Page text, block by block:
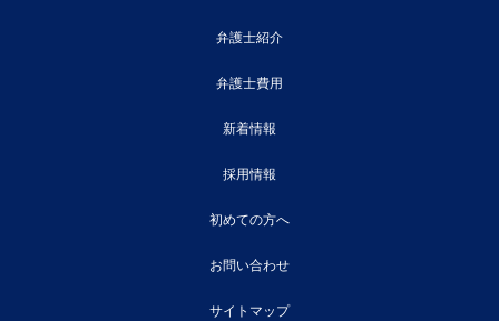
弁護士紹介
弁護士費用
新着情報
採用情報
初めての方へ
お問い合わせ
サイトマップ